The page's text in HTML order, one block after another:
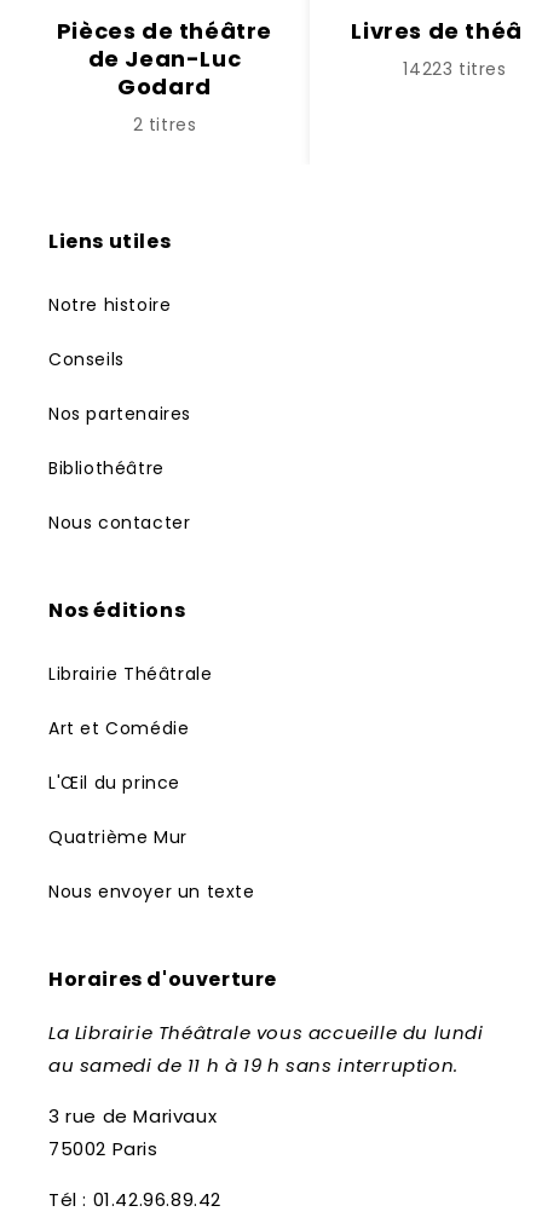
Pièces de théâtre
de Jean-Luc
Godard
2 titres
Livres de
14223 titres
Liens utiles
Notre histoire
Conseils
Nos partenaires
Bibliothéâtre
Nous contacter
Nos éditions
Librairie Théâtrale
Art et Comédie
L'Œil du prince
Quatrième Mur
Nous envoyer un texte
Horaires d'ouverture
La Librairie Théâtrale vous accueille du lundi
au samedi de 11 h à 19 h sans interruption.
3 rue de Marivaux
75002 Paris
Tél : 01.42.96.89.42